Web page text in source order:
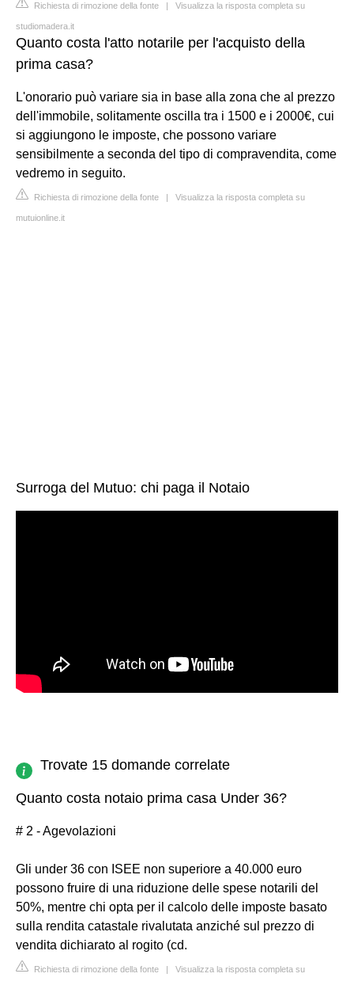
Richiesta di rimozione della fonte | Visualizza la risposta completa su
studiomadera.it
Quanto costa l'atto notarile per l'acquisto della
prima casa?
L'onorario può variare sia in base alla zona che al prezzo
dell'immobile, solitamente oscilla tra i 1500 e i 2000€, cui
si aggiungono le imposte, che possono variare
sensibilmente a seconda del tipo di compravendita, come
vedremo in seguito.
Richiesta di rimozione della fonte | Visualizza la risposta completa su
mutuionline.it
Surroga del Mutuo: chi paga il Notaio
Trovate 15 domande correlate
Quanto costa notaio prima casa Under 36?
# 2 - Agevolazioni
Gli under 36 con ISEE non superiore a 40.000 euro
possono fruire di una riduzione delle spese notarili del
50%, mentre chi opta per il calcolo delle imposte basato
sulla rendita catastale rivalutata anziché sul prezzo di
vendita dichiarato al rogito (cd.
Richiesta di rimozione della fonte | Visualizza la risposta completa su